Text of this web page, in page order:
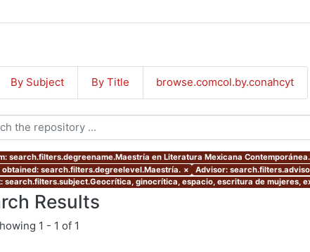
By Subject By Title browse.comcol.by.conahcyt
search.filters.degreename.Maestría en Literatura Mexicana Contemporánea.
obtained: search.filters.degreelevel.Maestría. × Advisor:
search.filters.subject.Geocrítica, ginocrítica, espacio, escritura de mujeres,
Results
1 - 1 of 1